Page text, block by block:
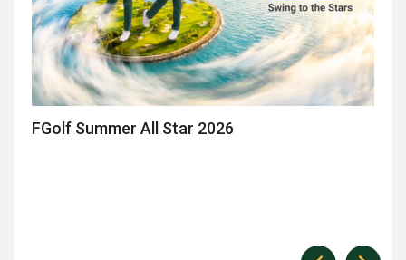
Giải Golf Doanh Nhân Mùa Hè